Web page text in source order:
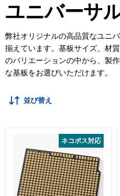
ユニバーサ
弊社オリジナルの高品質なユニ
揃えています。基板サイズ、材
のバリエーションの中から、製
な基板をお選びいただけます。
並び替え
ネコポス対応